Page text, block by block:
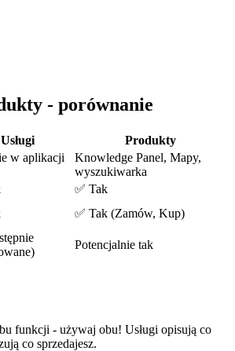
- porównanie
Usługi
Produkty
w aplikacji
Knowledge Panel, Mapy,
wyszukiwarka
✅ Tak
✅ Tak (Zamów, Kup)
Potencjalnie tak
funkcji - używaj obu! Usługi opisują co
co sprzedajesz.